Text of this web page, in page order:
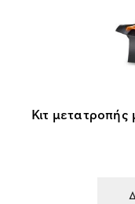
Κιτ